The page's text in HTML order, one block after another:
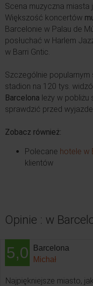
Scena muzyczna miasta
Większość koncertów
Barcelonie w Palau de
posłuchać w Harlem
w Barri Gntic.
Szczególnie
stadion na 120 tys.
Barcelona leży w pobliżu
sprawdzić przed
Zobacz również:
Polecane hotele w
klientów
Opinie : w
5,0
Barcelona
Michał
Najpiękniejsze miasto,